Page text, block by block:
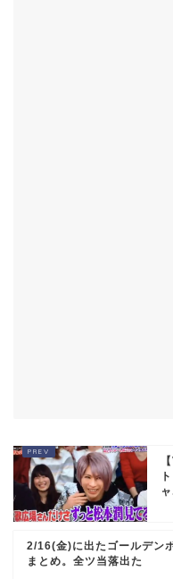
2/16(金)に出たゴールデン
まとめ。全ツ当落出た